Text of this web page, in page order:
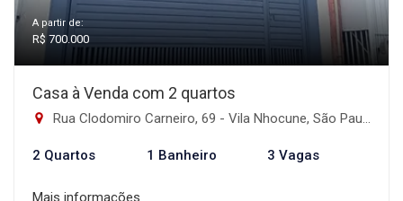
A partir de:
R$ 700.000
Casa à Venda com 2 quartos
Rua Clodomiro Carneiro, 69 - Vila Nhocune, São Paulo-SP
2 Quartos 1 Banheiro 3 Vagas
Mais informações